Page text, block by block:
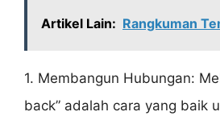
Artikel Lain: Rangkuman
1. Membangun Hubungan:
back” adalah cara yang baik